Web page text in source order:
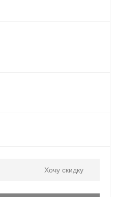
Хочу скидку